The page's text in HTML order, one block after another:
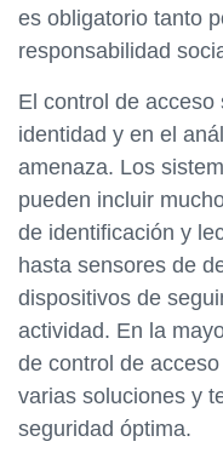
es obligatorio tanto
responsabilidad
El control de
identidad y en el
amenaza. Los
pueden incluir
de identificación y
hasta sensores de
dispositivos de
actividad. En la
de control de
varias soluciones y
seguridad óptima.